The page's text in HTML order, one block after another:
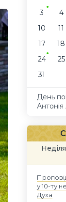
3
4
10
11
17
18
24
25
31
День
у 10-ту
Духа